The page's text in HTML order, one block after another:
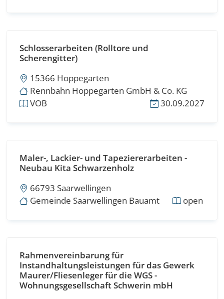
Schlosserarbeiten (Rolltore und
Scherengitter)
15366 Hoppegarten
Rennbahn Hoppegarten GmbH & Co. KG
VOB
30.09.2027
Maler-, Lackier- und Tapeziererarbeiten -
Neubau Kita Schwarzenholz
66793 Saarwellingen
Gemeinde Saarwellingen Bauamt
open
Rahmenvereinbarung für
Instandhaltungsleistungen für das Gewerk
Maurer/Fliesenleger für die WGS -
Wohnungsgesellschaft Schwerin mbH